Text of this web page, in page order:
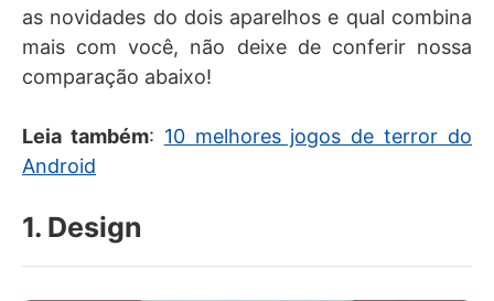
as novidades do dois aparelhos e qual combina
mais com você, não deixe de conferir nossa
comparação abaixo!
Leia também: 10 melhores jogos de terror do
Android
1. Design